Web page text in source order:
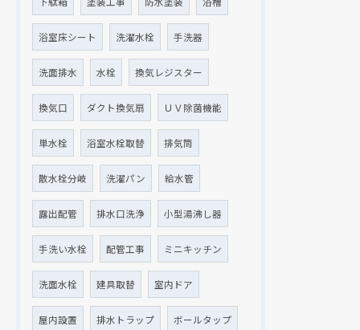
浴室床シート 洗濯水栓 手洗器
洗面排水 水栓 換気レジスター
換気口 ダクト換気扇 ＵＶ除菌機能
単水栓 浴室水栓取替 排気筒
散水栓分岐 洗濯パン 給水管
露出配管 排水口洗浄 小型湯沸し器
手洗い水栓 配管工事 ミニキッチン
洗面水栓 建具取替 室内ドア
屋内設置 排水トラップ ボールタップ